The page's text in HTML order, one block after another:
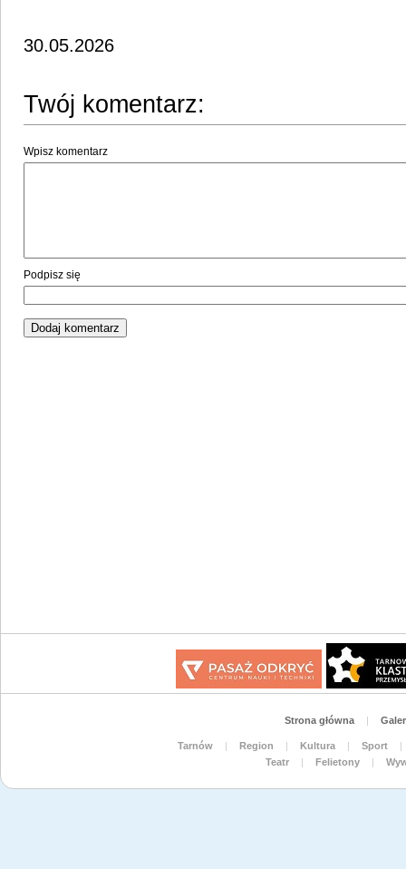
30.05.2026
Twój komentarz:
Wpisz komentarz
Podpisz się
Strona główna |
Tarnów | Region | Kultura | Sport
|
Teatr
| Felietony |